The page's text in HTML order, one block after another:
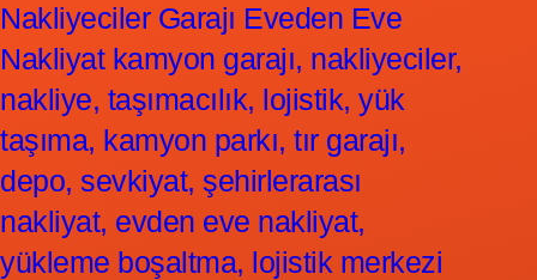
Nakliyeciler Garajı Eveden Eve
Nakliyat kamyon garajı, nakliyeciler,
nakliye, taşımacılık, lojistik, yük
taşıma, kamyon parkı, tır garajı,
depo, sevkiyat, şehirlerarası
nakliyat, evden eve nakliyat,
yükleme boşaltma, lojistik merkezi